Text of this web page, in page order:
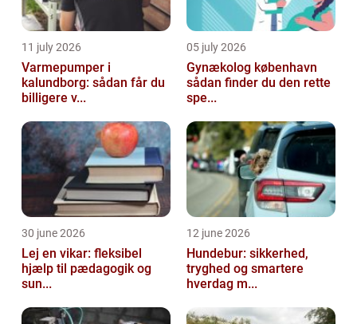
11 july 2026
Varmepumper i
kalundborg: sådan får du
billigere v...
05 july 2026
Gynækolog københavn
sådan finder du den rette
spe...
30 june 2026
Lej en vikar: fleksibel
hjælp til pædagogik og
sun...
12 june 2026
Hundebur: sikkerhed,
tryghed og smartere
hverdag m...